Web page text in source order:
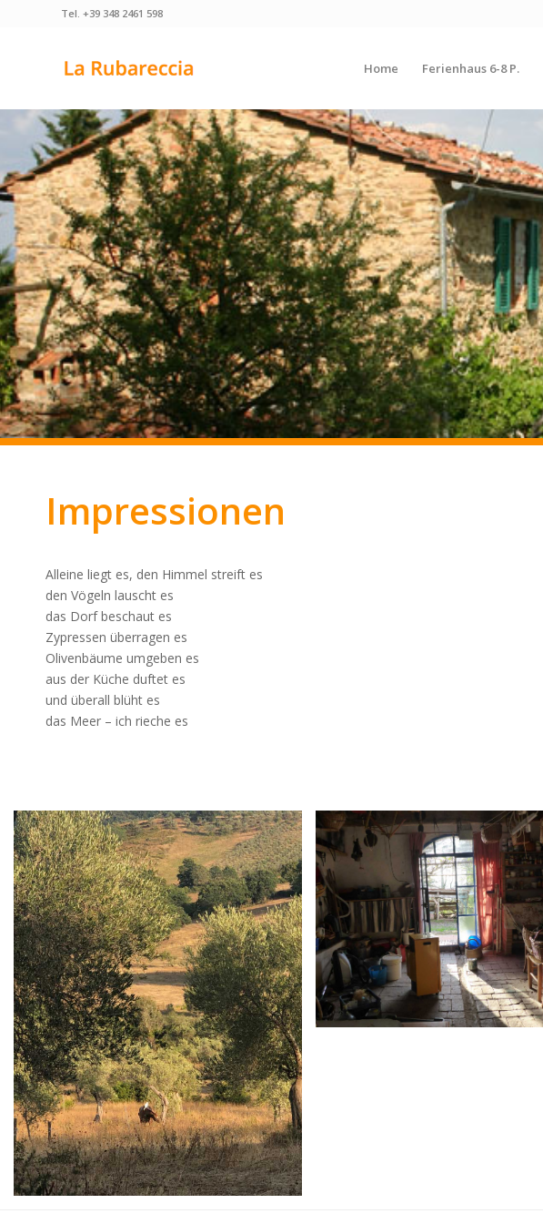
Tel. +39 348 2461 598
Home Ferienhaus 6-8 P.
Impressionen
Alleine liegt es, den Himmel streift es
den Vögeln lauscht es
das Dorf beschaut es
Zypressen überragen es
Olivenbäume umgeben es
aus der Küche duftet es
und überall blüht es
das Meer – ich rieche es